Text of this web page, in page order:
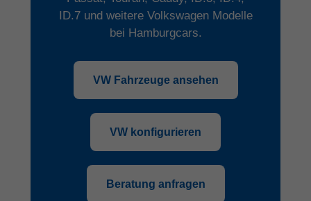
ID.7 und weitere Volkswagen Modelle
bei Hamburgcars.
VW Fahrzeuge ansehen
VW konfigurieren
Beratung anfragen